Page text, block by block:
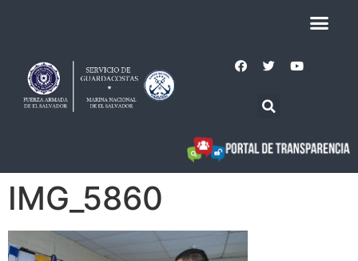
IMG_5860